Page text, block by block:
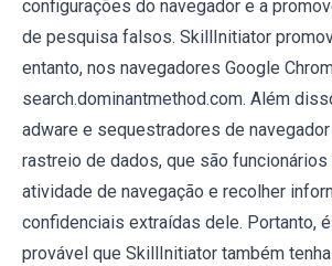
configurações do navegador e a
de pesquisa falsos. SkillInitiator
entanto, nos navegadores Google
search.dominantmethod.com. Além
adware e sequestradores de
rastreio de dados, que são
atividade de navegação e recolher
confidenciais extraídas dele. Portanto,
provável que SkillInitiator também